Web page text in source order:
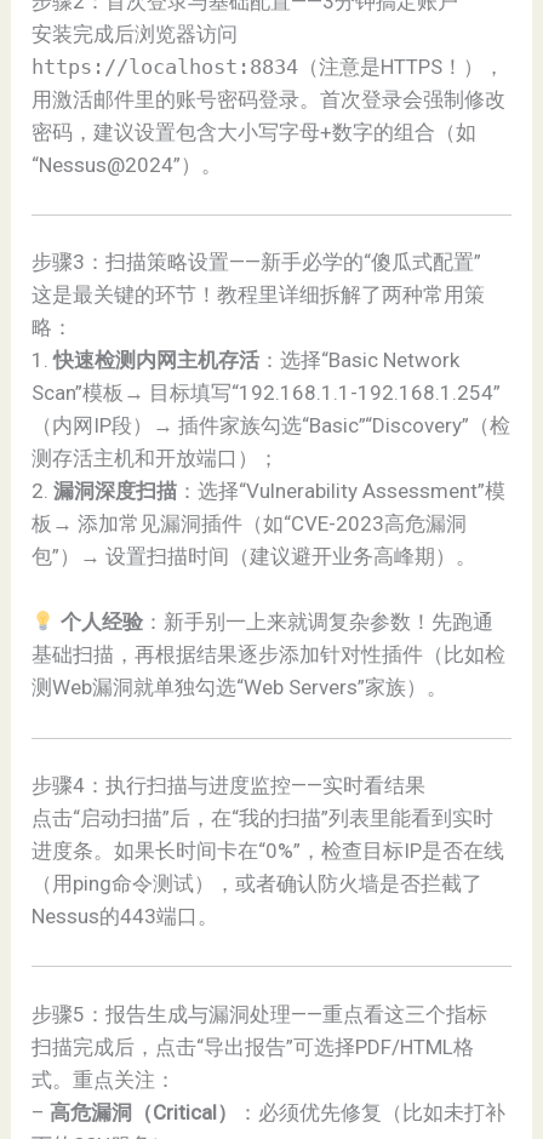
安装完成后浏览器访问
https://localhost:8834 （注意是HTTPS！），
用激活邮件里的账号密码登录。首次登录会强制修改
密码，建议设置包含大小写字母+数字的组合（如
“Nessus@2024”）。
步骤3：扫描策略设置——新手必学的“傻瓜式配置”
这是最关键的环节！教程里详细拆解了两种常用策
略：
1.快速检测内网主机存活 ：选择“Basic Network
Scan”模板→ 目标填写“192.168.1.1-192.168.1.254”
（内网IP段）→ 插件家族勾选“Basic”“Discovery”（检
测存活主机和开放端口）；
2.漏洞深度扫描 ：选择“Vulnerability Assessment”模
板→ 添加常见漏洞插件（如“CVE-2023高危漏洞
包”）→ 设置扫描时间（建议避开业务高峰期）。
个人经验：新手别一上来就调复杂参数！先跑通
基础扫描，再根据结果逐步添加针对性插件（比如检
测Web漏洞就单独勾选“Web Servers”家族）。
步骤4：执行扫描与进度监控——实时看结果
点击“启动扫描”后，在“我的扫描”列表里能看到实时
进度条。如果长时间卡在“0%”，检查目标IP是否在线
（用ping命令测试），或者确认防火墙是否拦截了
Nessus的443端口。
步骤5：报告生成与漏洞处理——重点看这三个指标
扫描完成后，点击“导出报告”可选择PDF/HTML格
式。重点关注：
–高危漏洞（Critical）
：必须优先修复（比如未打补